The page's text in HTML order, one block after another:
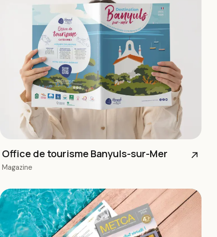
Office de tourisme Banyuls-sur-Mer
Magazine
↗